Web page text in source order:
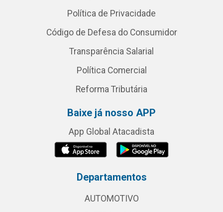
Política de Privacidade
Código de Defesa do Consumidor
Transparência Salarial
Política Comercial
Reforma Tributária
Baixe já nosso APP
App Global Atacadista
Departamentos
AUTOMOTIVO